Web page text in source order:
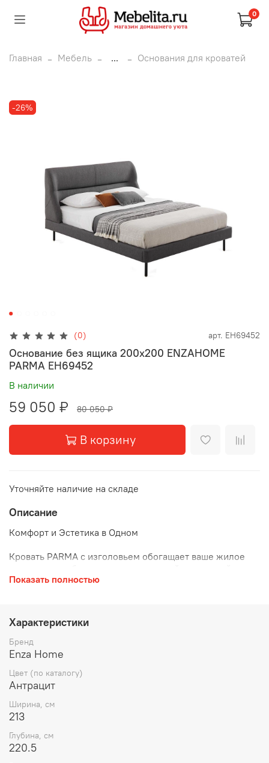
0
Главная Мебель ... Основания для кроватей
-26%
(0) арт. EH69452
Основание без ящика 200x200 ENZAHOME
PARMA EH69452
В наличии
59 050 ₽ 80 050 ₽
В корзину
Уточняйте наличие на складе
Описание
Комфорт и Эстетика в Одном
Кровать PARMA с изголовьем обогащает ваше жилое
сочетает комфорт и эстетику.
своим впечатляющим внешним видом, благодаря
черным металлическим ножкам с бронзовыми
акцентами, создающим эффектный и стильный образ.
Показать полностью
Характеристики
Бренд
Enza Home
Цвет (по каталогу)
Антрацит
Ширина, см
213
Глубина, см
220.5